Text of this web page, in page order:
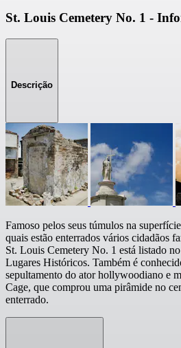
St. Louis Cemetery No. 1 -
Descrição
Famoso pelos seus túmulos na
quais estão enterrados vários cidadãos
St. Louis Cemetery No. 1 está listado
Lugares Históricos. Também é
sepultamento do ator hollywoodiano e
Cage, que comprou uma pirâmide no
enterrado.